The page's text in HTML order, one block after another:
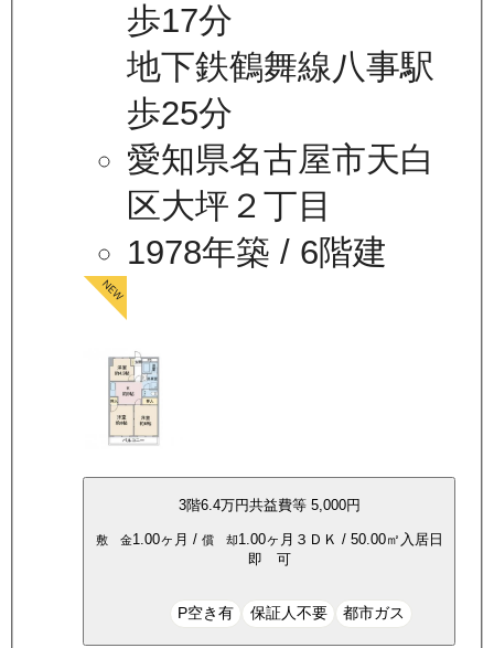
歩17分
地下鉄鶴舞線八事駅
歩25分
愛知県名古屋市天白
区大坪２丁目
1978年築 / 6階建
3階6.4万円共益費等 5,000円
敷 金1.00ヶ月 / 償 却1.00ヶ月 ３ＤＫ / 50.00㎡ 入居日
即 可
P空き有 保証人不要 都市ガス